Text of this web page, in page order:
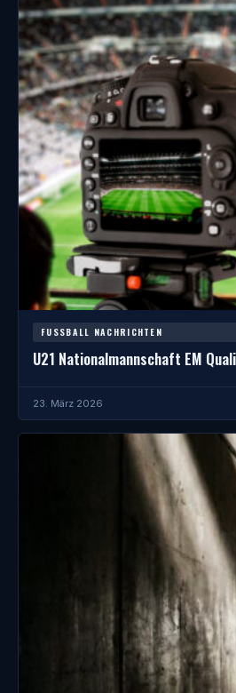
FUSSBALL NACHRICHTEN
U21 Nationalmannschaft EM
23. März 2026